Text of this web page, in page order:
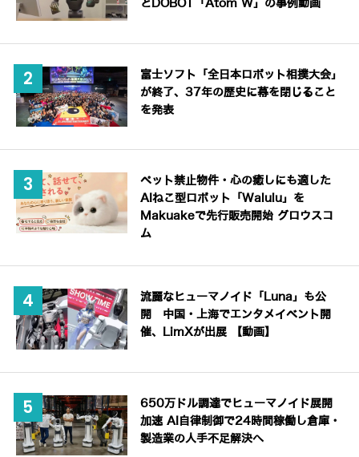
とDOBOT「Atom W」の事例動画
富士ソフト「全日本ロボット相撲大会」
が終了、37年の歴史に幕を閉じること
を発表
ペット禁止物件・心の癒しにも適した
AIねこ型ロボット「Walulu」を
Makuakeで先行販売開始 グロウスコ
ム
流麗なヒューマノイド「Luna」も公
開 中国・上海でエンタメイベント開
催、LimXが出展 【動画】
650万ドル調達でヒューマノイド展開
加速 AI自律制御で24時間稼働し倉庫・
製造業の人手不足解決へ